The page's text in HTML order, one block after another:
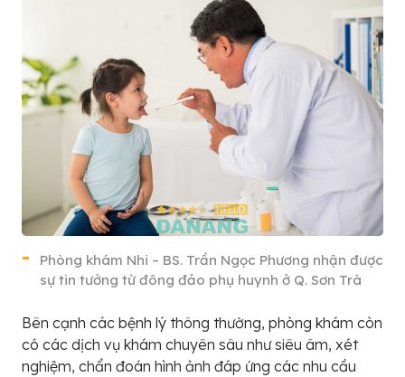
Phòng khám Nhi – BS. Trần Ngọc Phương nhận được
sự tin tưởng từ đông đảo phụ huynh ở Q. Sơn Trà
Bên cạnh các bệnh lý thông thường, phòng khám còn
có các dịch vụ khám chuyên sâu như siêu âm, xét
nghiệm, chẩn đoán hình ảnh đáp ứng các nhu cầu